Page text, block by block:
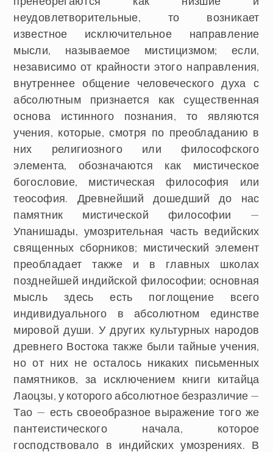
неудовлетворительные, то возникает
известное исключительное направление
мысли, называемое мистицизмом; если,
независимо от крайности этого направления,
внутреннее общение человеческого духа с
абсолютным признается как существенная
основа истинного познания, то являются
учения, которые, смотря по преобладанию в
них религиозного или философского
элемента, обозначаются как мистическое
богословие, мистическая философия или
теософия. Древнейший дошедший до нас
памятник мистической философии —
Упанишады, умозрительная часть ведийских
священных сборников; мистический элемент
преобладает также и в главных школах
позднейшей индийской философии; основная
мысль здесь есть поглощение всего
индивидуального в абсолютном единстве
мировой души. У других культурных народов
древнего Востока также были тайные учения,
но от них не осталось никаких письменных
памятников, за исключением книги китайца
Лаоцзы, у которого абсолютное безразличие —
Тао — есть своеобразное выражение того же
пантеистического начала, которое
господствовало в индийских умозрениях. В